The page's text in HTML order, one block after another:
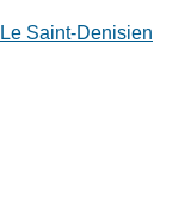
Le Saint-Denisien